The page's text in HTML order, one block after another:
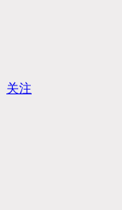
关注